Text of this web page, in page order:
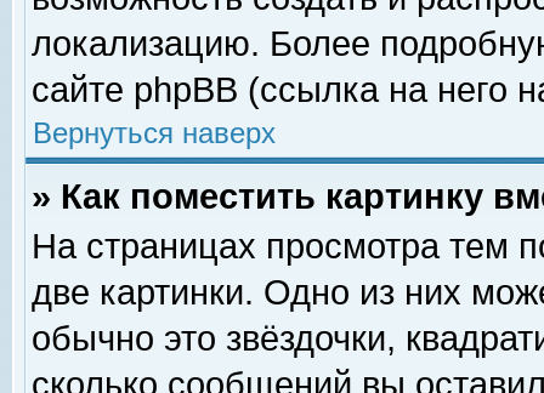
локализацию. Более
сайте phpBB (ссылка на него
Вернуться наверх
» Как поместить картинку
На страницах просмотра тем
две картинки. Одно из них
обычно это звёздочки,
сколько сообщений вы